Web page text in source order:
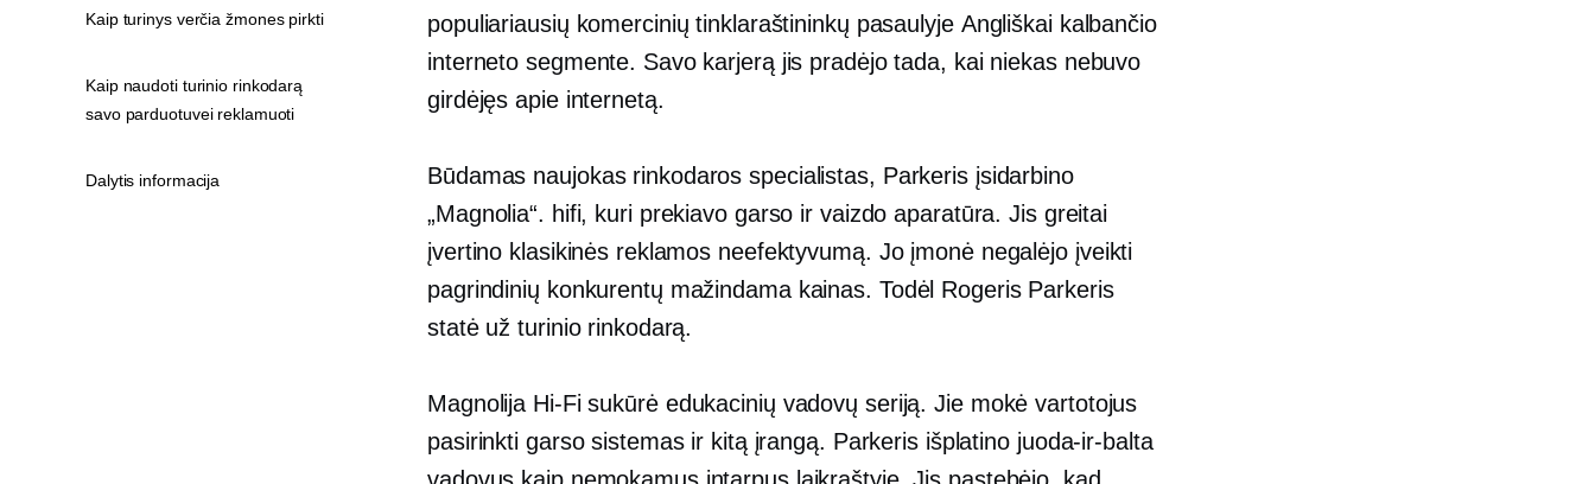
populiariausių komercinių tinklaraštininkų pasaulyje Angliškai kalbančio
interneto segmente. Savo karjerą jis pradėjo tada, kai niekas nebuvo
girdėjęs apie internetą.
Būdamas naujokas rinkodaros specialistas, Parkeris įsidarbino
„Magnolia“. hifi, kuri prekiavo garso ir vaizdo aparatūra. Jis greitai
įvertino klasikinės reklamos neefektyvumą. Jo įmonė negalėjo įveikti
pagrindinių konkurentų mažindama kainas. Todėl Rogeris Parkeris
statė už turinio rinkodarą.
Magnolija Hi-Fisukūrė edukacinių vadovų seriją. Jie mokė vartotojus
pasirinkti garso sistemas ir kitą įrangą. Parkeris išplatino juoda-ir-balta
Kaip turinys verčia žmones pirkti
Kaip naudoti turinio rinkodarą
savo parduotuvei reklamuoti
Dalytis informacija